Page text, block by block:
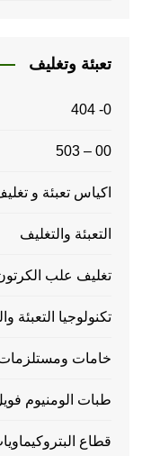
تعبئة وتغليف
0- 404
00 – 503
اكياس تعبئة و
التعبئة والتغليف
تغليف علب
تكنولوجيا التعبئة
خامات ومستلزمات
طبات الومنيوم
قطاع